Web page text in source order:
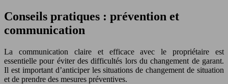
Conseils pratiques : prévention et
communication
La communication claire et efficace avec le propriétaire est
essentielle pour éviter des difficultés lors du changement de garant.
Il est important d’anticiper les situations de changement de situation
et de prendre des mesures préventives.